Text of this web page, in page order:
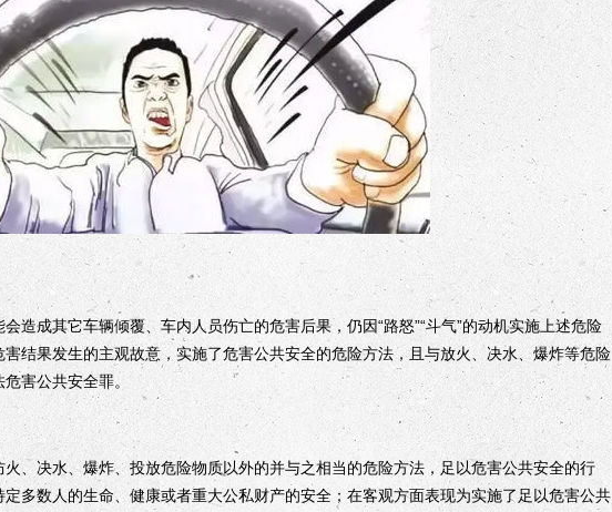
成其它车辆倾覆、车内人员伤亡的危害后果，仍因“路怒”“斗气”的动机实施上述危险
结果发生的主观故意，实施了危害公共安全的危险方法，且与放火、决水、爆炸等危险
害公共安全罪。
决水、爆炸、投放危险物质以外的并与之相当的危险方法，足以危害公共安全的行
多数人的生命、健康或者重大公私财产的安全；在客观方面表现为实施了足以危害公共